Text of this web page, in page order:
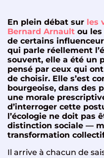
En plein débat sur les
Bernard Arnault ou
de certains
qui parle réellement
souvent, elle a été un
pensé par ceux qui
de choisir. Elle s’est
bourgeoise, dans des
une morale
d’interroger cette
l’écologie ne doit pas
distinction sociale —
transformation
Il arrive à chacun de